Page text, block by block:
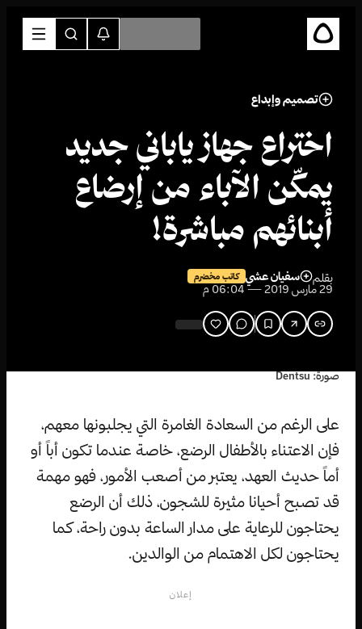
تصميم وإبداع
اختراع جهاز ياباني جديد
يمكّن الآباء من إرضاع
أبنائهم مباشرة!
بقلم سفيان عشي كاتب مخضرم
29 مارس 2019 — 06:04 م
صورة: Dentsu
على الرغم من السعادة الغامرة التي يجلبونها معهم،
فإن الاعتناء بالأطفال الرضع، خاصة عندما تكون أباً أو
أماً حديث العهد، يعتبر من أصعب الأمور، فهو مهمة
قد تصبح أحيانا مثيرة للشجون، ذلك أن الرضع
يحتاجون للرعاية على مدار الساعة بدون راحة، كما
يحتاجون لكل الاهتمام من الوالدين.
إعلان